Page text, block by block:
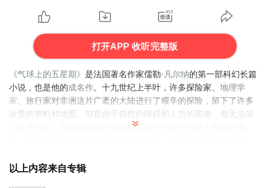
打开APP 收听完整版
《气球上的五星期》 是法国著名作家儒勒· 凡尔纳的第一部科幻长篇
小说，也是他的成名作。十九世纪上半叶，许多探险家、 地理学
家 、旅行家对非洲这片广袤的大陆进行了艰辛的探险，留下了许多
珍贵的资料和地图。但是由于自然的障碍和人为的困难，都无法深
入非洲内地。英国探险旅行家弗格森博士决定针对前人探险的成
他的朋友凯乃第和仆人乔，从非洲东岸桑给巴尔出发，经过五星期
以上内容来自专辑